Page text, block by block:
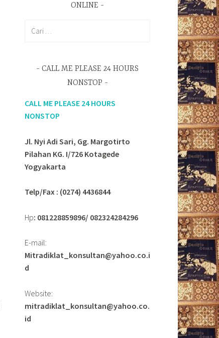
ONLINE
CALL ME PLEASE 24 HOURS
NONSTOP
CALL ME PLEASE 24 HOURS
NONSTOP
Jl. Nyi Adi Sari, Gg. Margotirto
Pilahan KG. I/726 Kotagede
Yogyakarta
Telp/Fax : (0274) 4436844
Hp: 081228859896/ 082324284296
E-mail:
Mitradiklat_konsultan@yahoo.co.i
d
Website:
mitradiklat_konsultan@yahoo.co.
id